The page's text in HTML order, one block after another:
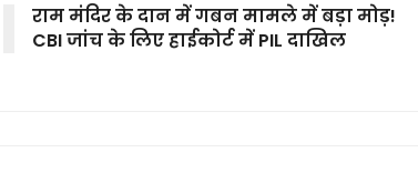
राम मंदिर के दान में गबन मामले में बड़ा मोड़!
CBI जांच के लिए हाईकोर्ट में PIL दाखिल